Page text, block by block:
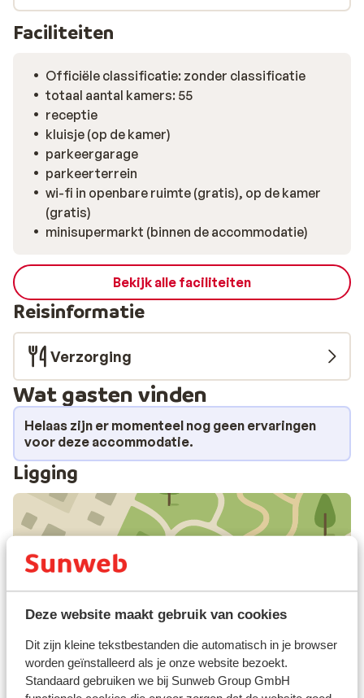
Deze website maakt gebruik van cookies
Dit zijn kleine tekstbestanden die automatisch in je browser
worden geïnstalleerd als je onze website bezoekt.
Standaard gebruiken we bij Sunweb Group GmbH
Faciliteiten
Officiële classificatie: zonder classificatie
totaal aantal kamers: 55
receptie
kluisje (op de kamer)
parkeergarage
parkeerterrein
wi-fi in openbare ruimte (gratis), op de kamer
(gratis)
minisupermarkt (binnen de accommodatie)
Bekijk alle faciliteiten
Reisinformatie
Verzorging
Wat gasten vinden
Helaas zijn er momenteel nog geen ervaringen
voor deze accommodatie.
Ligging
In de buurt
Strand: 1 km